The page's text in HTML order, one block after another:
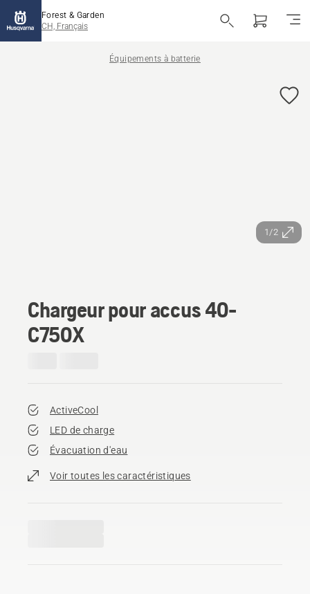
Forest & Garden
CH, Français
Équipements à batterie
1/2
Chargeur pour accus 40-
C750X
ActiveCool
LED de charge
Évacuation d'eau
Voir toutes les caractéristiques